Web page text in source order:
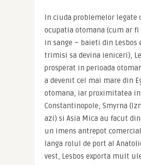
In ciuda problemelor legate
ocupatia otomana (cum ar
in sange – baieti din Lesbos
trimisi sa devina ieniceri),
prosperat in perioada
a devenit cel mai mare din
otomana, iar proximitatea
Constantinopole, Smyrna
azi) si Asia Mica au facut din
un imens antrepot
langa rolul de port al
vest, Lesbos exporta mult